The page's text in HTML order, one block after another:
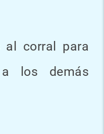
al corral para
los demás